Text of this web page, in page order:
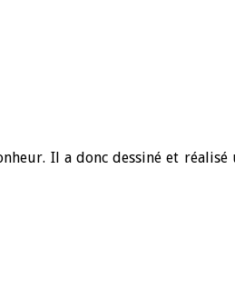
Il a donc dessiné et